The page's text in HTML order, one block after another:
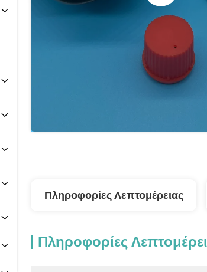
Πληροφορίες Λεπτομέρειας
Πληροφορίες